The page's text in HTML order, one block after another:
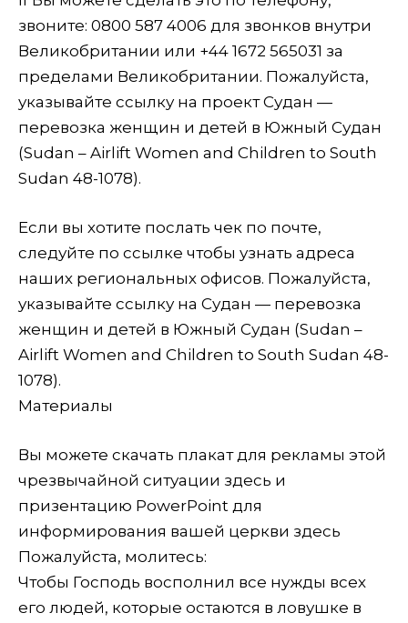
звоните: 0800 587 4006 для звонков внутри
Великобритании или +44 1672 565031 за
пределами Великобритании. Пожалуйста,
указывайте ссылку на проект Судан —
перевозка женщин и детей в Южный Судан
(Sudan – Airlift Women and Children to South
Sudan 48-1078).
Если вы хотите послать чек по почте,
следуйте по ссылке чтобы узнать адреса
наших региональных офисов. Пожалуйста,
указывайте ссылку на Судан — перевозка
женщин и детей в Южный Судан (Sudan –
Airlift Women and Children to South Sudan 48-
1078).
Материалы
Вы можете скачать плакат для рекламы этой
чрезвычайной ситуации здесь и
призентацию PowerPoint для
информирования вашей церкви здесь
Пожалуйста, молитесь:
Чтобы Господь восполнил все нужды всех
его людей, которые остаются в ловушке в